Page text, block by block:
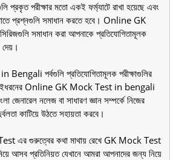
প্রকৃত পরীক্ষার মতো একই ফর্ম্যাটে রাখা হয়েছে এবং
প্রশ্নগুলি সমাধান করতে হবে। Online GK
সমাধান করা আপনাকে প্রতিযোগিতামূলক
দেয়।
পর্বগুলি প্রতিযোগিতামূলক পরীক্ষাগুলির
এইধরনের Online GK Mock Test in bengali
জেনারেল নলেজ বা সাধারণ জ্ঞান সম্পর্কে নিজের
কাটিয়ে উঠতে সহায়তা করবে।
এর গুরুত্বের কথা মাথায় রেখে GK Mock Test
আসব প্রতিনিয়ত যেখানে আমরা আপনাদের জন্য নিয়ে